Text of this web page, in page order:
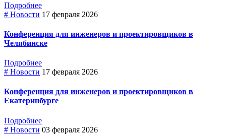
Подробнее
# Новости 17 февраля 2026
Конференция для инженеров и проектировщиков в
Челябинске
Подробнее
# Новости 17 февраля 2026
Конференция для инженеров и проектировщиков в
Екатеринбурге
Подробнее
# Новости 03 февраля 2026